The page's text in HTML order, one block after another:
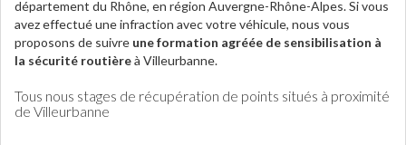
département du Rhône, en région Auvergne-Rhône-Alpes. Si vous
avez effectué une infraction avec votre véhicule, nous vous
proposons de suivre une formation agréée de sensibilisation à
la sécurité routièreà Villeurbanne.
Tous nous stages de récupération de points situés à proximité
de Villeurbanne